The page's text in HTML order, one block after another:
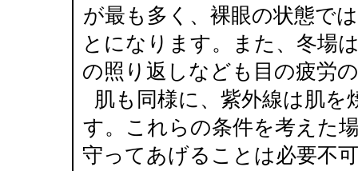
が最も多く、裸眼の状態で
とになります。また、冬場
の照り返しなども目の疲労
肌も同様に、紫外線は肌
す。これらの条件を考えた
守ってあげることは必要不